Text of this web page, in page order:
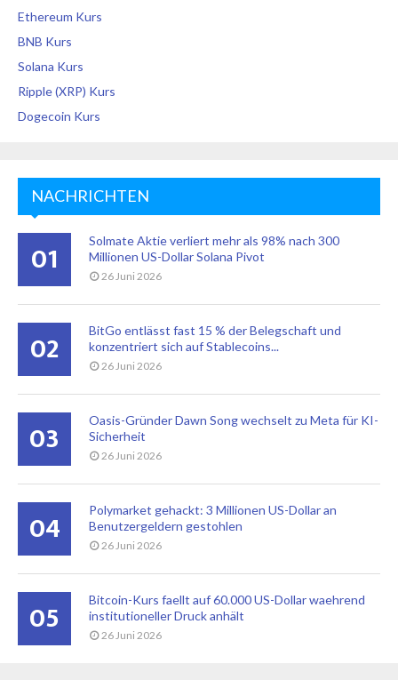
Ethereum Kurs
BNB Kurs
Solana Kurs
Ripple (XRP) Kurs
Dogecoin Kurs
NACHRICHTEN
01
Solmate Aktie verliert mehr als 98% nach 300
Millionen US-Dollar Solana Pivot
26 Juni 2026
02
BitGo entlässt fast 15 % der Belegschaft und
konzentriert sich auf Stablecoins...
26 Juni 2026
03
Oasis-Gründer Dawn Song wechselt zu Meta für KI-
Sicherheit
26 Juni 2026
04
Polymarket gehackt: 3 Millionen US-Dollar an
Benutzergeldern gestohlen
26 Juni 2026
05
Bitcoin-Kurs faellt auf 60.000 US-Dollar waehrend
institutioneller Druck anhält
26 Juni 2026